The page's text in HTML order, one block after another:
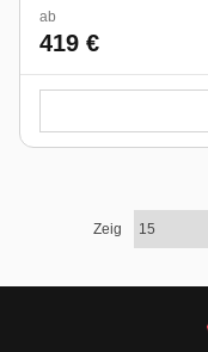
ab
419 €
Zeig